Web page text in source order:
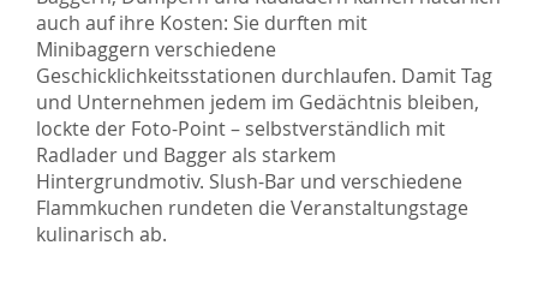
auch auf ihre Kosten: Sie durften mit
Minibaggern verschiedene
Geschicklichkeitsstationen durchlaufen. Damit Tag
und Unternehmen jedem im Gedächtnis bleiben,
lockte der Foto-Point – selbstverständlich mit
Radlader und Bagger als starkem
Hintergrundmotiv. Slush-Bar und verschiedene
Flammkuchen rundeten die Veranstaltungstage
kulinarisch ab.